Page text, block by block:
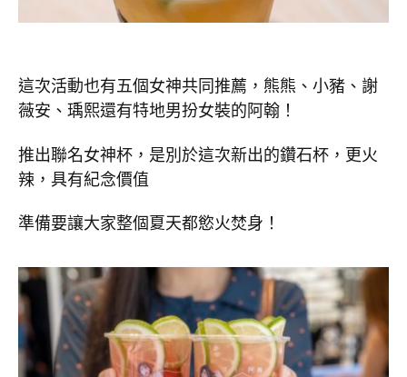
這次活動也有五個女神共同推薦，熊熊、小豬、謝
薇安、瑀熙還有特地男扮女裝的阿翰！
推出聯名女神杯，是別於這次新出的鑽石杯，更火
辣，具有紀念價值
準備要讓大家整個夏天都慾火焚身！